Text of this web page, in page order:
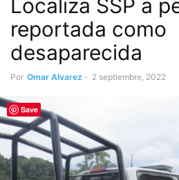
Localiza SSP a
reportada como
desaparecida
Por Omar Alvarez - 2 septiembre, 2022
Save